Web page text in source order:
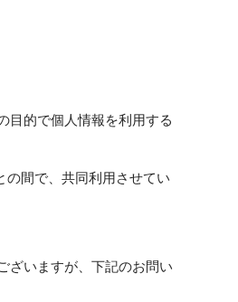
目的で個人情報を利用する
の間で、共同利用させてい
ざいますが、下記のお問い